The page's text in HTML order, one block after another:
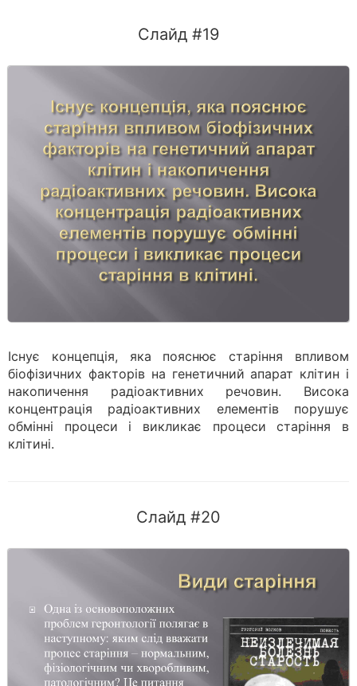
Слайд #19
Існує концепція, яка пояснює старіння впливом
біофізичних факторів на генетичний апарат клітин і
накопичення радіоактивних речовин. Висока
концентрація радіоактивних елементів порушує
обмінні процеси і викликає процеси старіння в
клітині.
Слайд #20